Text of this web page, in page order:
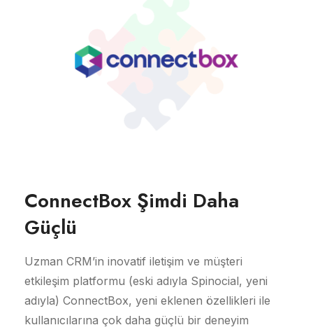
ConnectBox Şimdi Daha
Güçlü
Uzman CRM’in inovatif iletişim ve müşteri
etkileşim platformu (eski adıyla Spinocial, yeni
adıyla) ConnectBox, yeni eklenen özellikleri ile
kullanıcılarına çok daha güçlü bir deneyim